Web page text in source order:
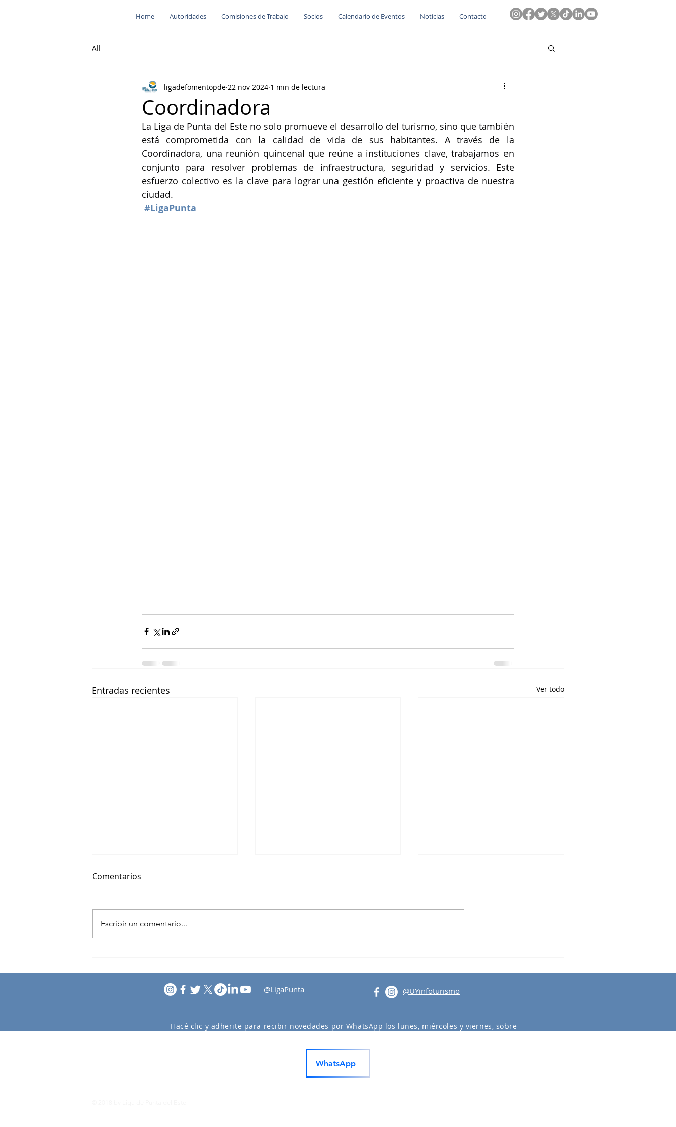
Home Autoridades Comisiones de Trabajo Socios Calendario de Eventos Noticias Contacto
All
Coordinadora
ligadefomentopde 22 nov 2024 1 min de lectura
La Liga de Punta del Este no solo promueve el desarrollo del turismo, sino que también
está comprometida con la calidad de vida de sus habitantes. A través de la
Coordinadora, una reunión quincenal que reúne a instituciones clave, trabajamos en
conjunto para resolver problemas de infraestructura, seguridad y servicios. Este
esfuerzo colectivo es la clave para lograr una gestión eficiente y proactiva de nuestra
ciudad.
#LigaPunta
Entradas recientes Ver todo
Comentarios
Escribir un comentario...
@LigaPunta @UYinfoturismo
Hacé clic y adherite para recibir novedades por WhatsApp los lunes, miércoles y viernes, sobre
WhatsApp